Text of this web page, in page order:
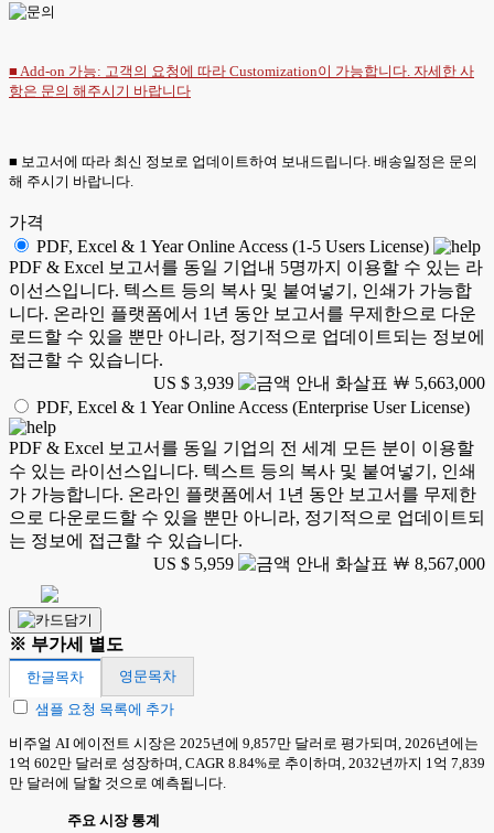
■ Add-on 가능: 고객의 요청에 따라 Customization이 가능합니다. 자세한 사
항은 문의 해주시기 바랍니다
■ 보고서에 따라 최신 정보로 업데이트하여 보내드립니다. 배송일정은 문의
해 주시기 바랍니다.
가격
PDF, Excel & 1 Year Online Access (1-5 Users License)
PDF & Excel 보고서를 동일 기업내 5명까지 이용할 수 있는 라
이선스입니다. 텍스트 등의 복사 및 붙여넣기, 인쇄가 가능합
니다. 온라인 플랫폼에서 1년 동안 보고서를 무제한으로 다운
로드할 수 있을 뿐만 아니라, 정기적으로 업데이트되는 정보에
접근할 수 있습니다.
US $ 3,939
￦ 5,663,000
PDF, Excel & 1 Year Online Access (Enterprise User License)
PDF & Excel 보고서를 동일 기업의 전 세계 모든 분이 이용할
수 있는 라이선스입니다. 텍스트 등의 복사 및 붙여넣기, 인쇄
가 가능합니다. 온라인 플랫폼에서 1년 동안 보고서를 무제한
으로 다운로드할 수 있을 뿐만 아니라, 정기적으로 업데이트되
는 정보에 접근할 수 있습니다.
US $ 5,959
￦ 8,567,000
※ 부가세 별도
한글목차
영문목차
샘플 요청 목록에 추가
비주얼 AI 에이전트 시장은 2025년에 9,857만 달러로 평가되며, 2026년에는
1억 602만 달러로 성장하며, CAGR 8.84%로 추이하며, 2032년까지 1억 7,839
만 달러에 달할 것으로 예측됩니다.
주요 시장 통계